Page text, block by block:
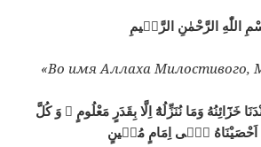
اللّٰهِ الرَّحْمٰنِ الرَّحٖيمِ
«Во имя Аллаха Милостивого,
فٖٓى اِمَامٍ مُبٖينٍ